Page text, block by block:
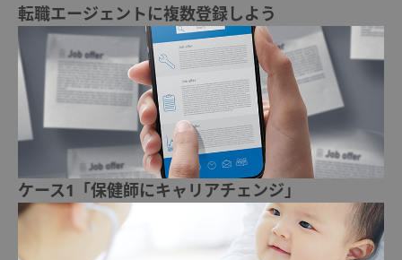
転職エージェントに複数登録しよう
ケース1「保健師にキャリアチェンジ」